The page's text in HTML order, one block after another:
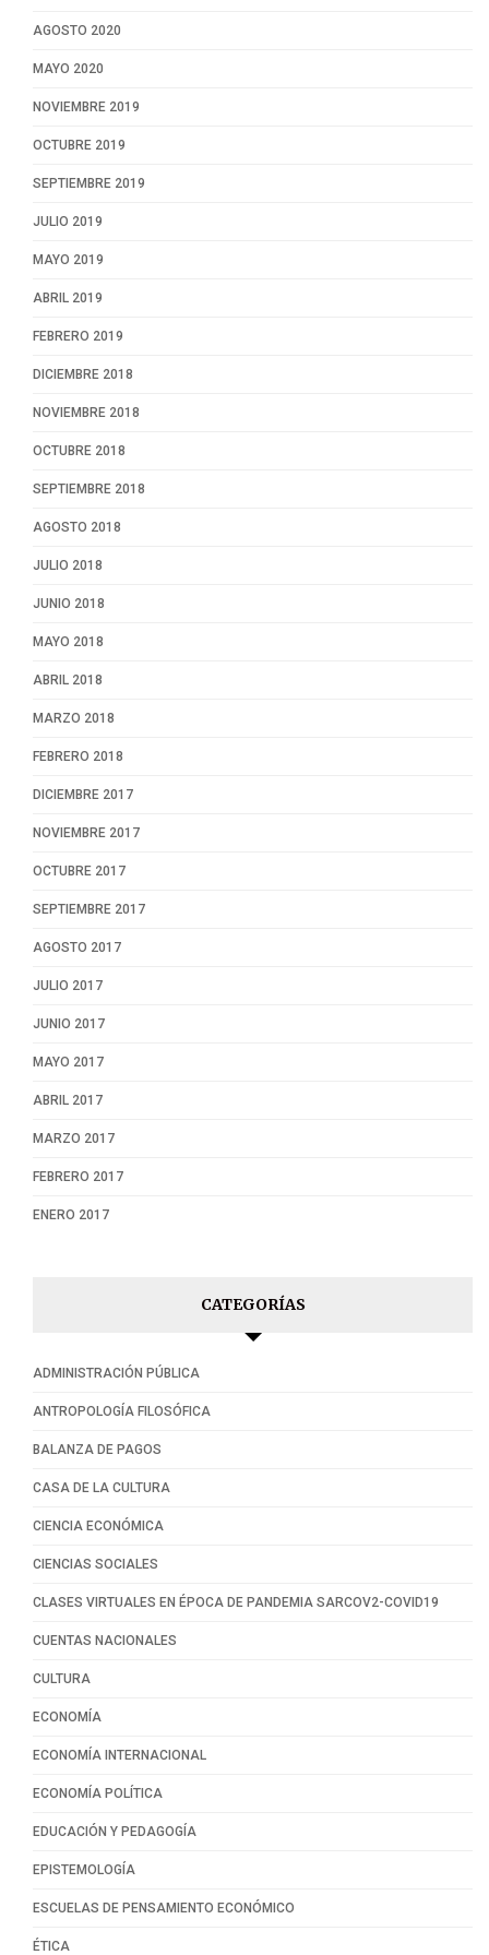
AGOSTO 2020
MAYO 2020
NOVIEMBRE 2019
OCTUBRE 2019
SEPTIEMBRE 2019
JULIO 2019
MAYO 2019
ABRIL 2019
FEBRERO 2019
DICIEMBRE 2018
NOVIEMBRE 2018
OCTUBRE 2018
SEPTIEMBRE 2018
AGOSTO 2018
JULIO 2018
JUNIO 2018
MAYO 2018
ABRIL 2018
MARZO 2018
FEBRERO 2018
DICIEMBRE 2017
NOVIEMBRE 2017
OCTUBRE 2017
SEPTIEMBRE 2017
AGOSTO 2017
JULIO 2017
JUNIO 2017
MAYO 2017
ABRIL 2017
MARZO 2017
FEBRERO 2017
ENERO 2017
CATEGORÍAS
ADMINISTRACIÓN PÚBLICA
ANTROPOLOGÍA FILOSÓFICA
BALANZA DE PAGOS
CASA DE LA CULTURA
CIENCIA ECONÓMICA
CIENCIAS SOCIALES
CLASES VIRTUALES EN ÉPOCA DE PANDEMIA SARCOV2-COVID19
CUENTAS NACIONALES
CULTURA
ECONOMÍA
ECONOMÍA INTERNACIONAL
ECONOMÍA POLÍTICA
EDUCACIÓN Y PEDAGOGÍA
EPISTEMOLOGÍA
ESCUELAS DE PENSAMIENTO ECONÓMICO
ÉTICA